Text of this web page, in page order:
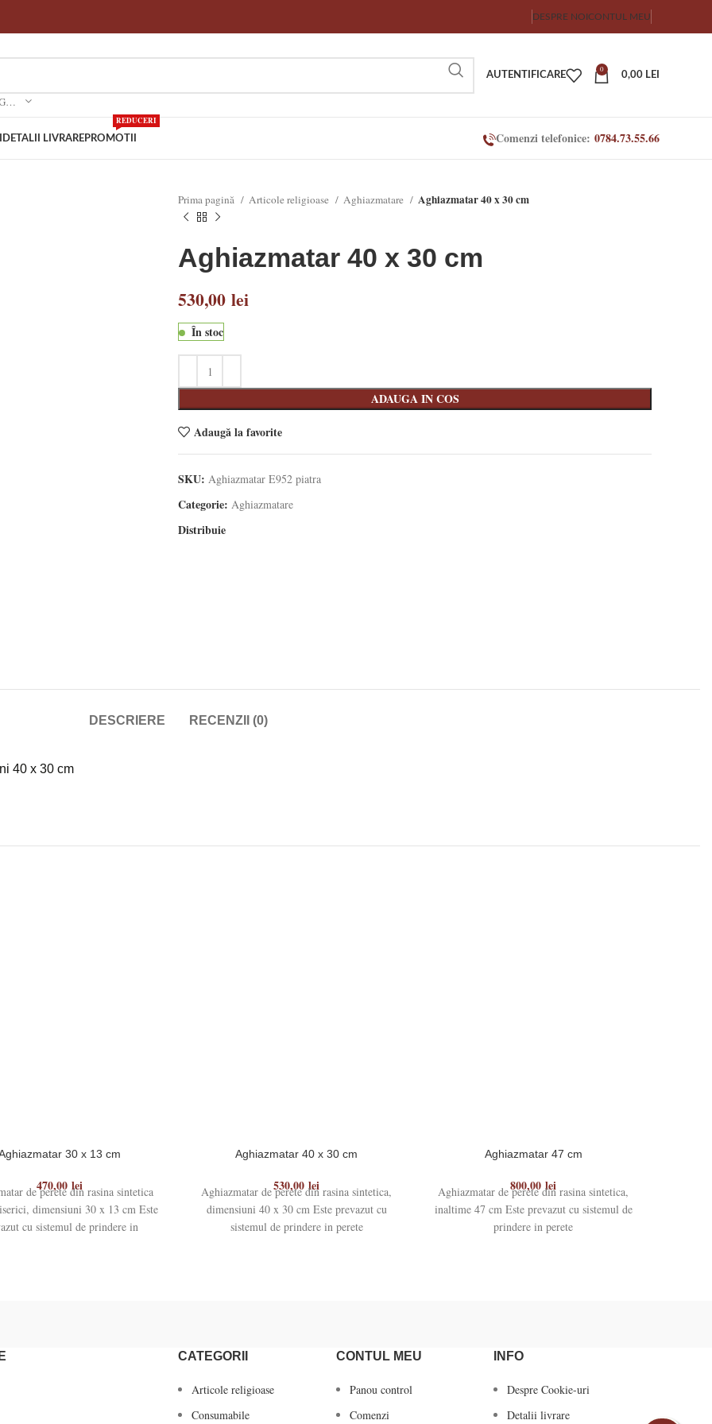
DESPRE NOICONTUL MEU
SELECTEAZA O CATEGORIE
AUTENTIFICARE
0
0,00 LEI
DETALII LIVRAREPROMOTII
REDUCERI
Comenzi telefonice: 0784.73.55.66
Prima pagină Articole religioase Aghiazmatare Aghiazmatar 40 x 30 cm
Aghiazmatar 40 x 30 cm
530,00 lei
În stoc
ADAUGA IN COS
Adaugă la favorite
SKU: Aghiazmatar E952 piatra
Categorie: Aghiazmatare
Distribuie
DESCRIERE RECENZII (0)
40 x 30 cm
30 x 13 cm
470,00 lei
de perete din rasina sintetica
dimensiuni 30 x 13 cm Este
cu sistemul de prindere in
Aghiazmatar 40 x 30 cm
530,00 lei
Aghiazmatar de perete din rasina sintetica,
dimensiuni 40 x 30 cm Este prevazut cu
sistemul de prindere in perete
Aghiazmatar 47 cm
800,00 lei
Aghiazmatar de perete din rasina sintetica,
inaltime 47 cm Este prevazut cu sistemul de
prindere in perete
CATEGORII
Articole religioase
Consumabile
CONTUL MEU
Panou control
Comenzi
INFO
Despre Cookie-uri
Detalii livrare